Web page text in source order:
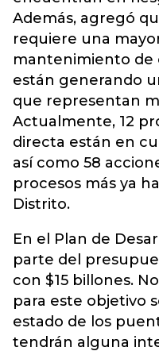
Además, agregó
requiere una
mantenimiento de
están generando
que representan
Actualmente, 12
directa están en
así como 58
procesos más ya
Distrito.
En el Plan de
parte del
con $15 billones.
para este objetivo
estado de los
tendrán alguna